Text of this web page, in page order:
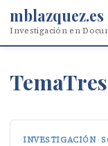
mblazquez.es
Investigación en
TemaTres
INVESTIGACIÓN ·